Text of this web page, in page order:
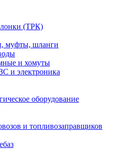
(ТРК)
муфты, шланги
и хомуты
и электроника
оборудование
и топливозаправщиков